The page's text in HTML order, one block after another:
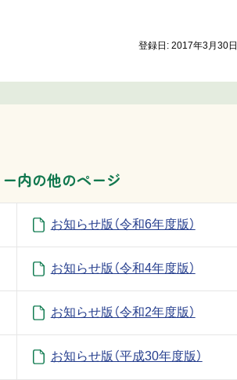
登録日:2017年3月30日
内の他のページ
お知らせ版（令和6年度版）
お知らせ版（令和4年度版）
お知らせ版（令和2年度版）
お知らせ版（平成30年度版）